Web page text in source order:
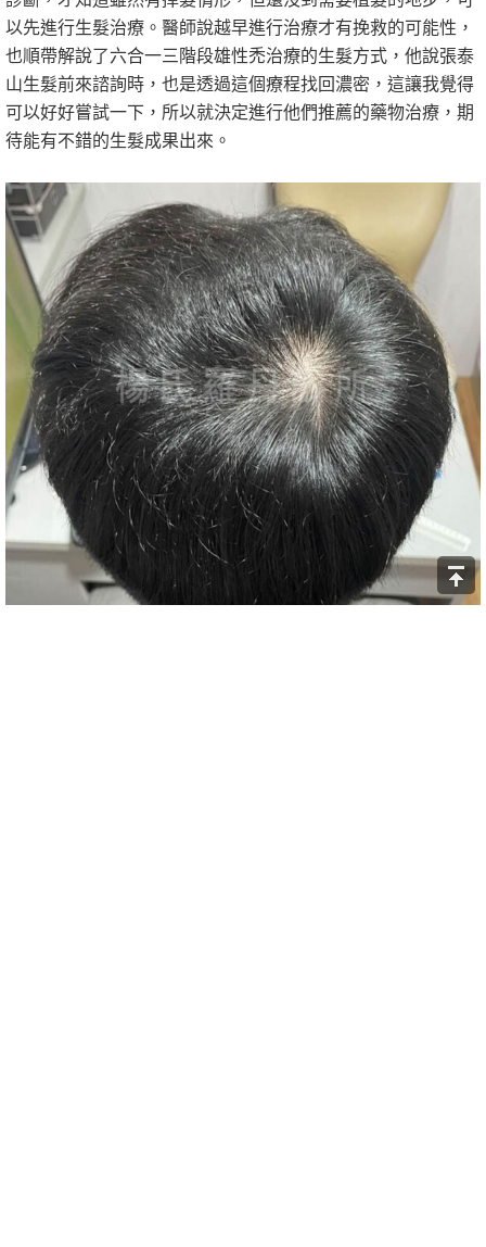
以先進行生髮治療。醫師說越早進行治療才有挽救的可能性，
也順帶解說了六合一三階段雄性禿治療的生髮方式，他說張泰
山生髮前來諮詢時，也是透過這個療程找回濃密，這讓我覺得
可以好好嘗試一下，所以就決定進行他們推薦的藥物治療，期
待能有不錯的生髮成果出來。